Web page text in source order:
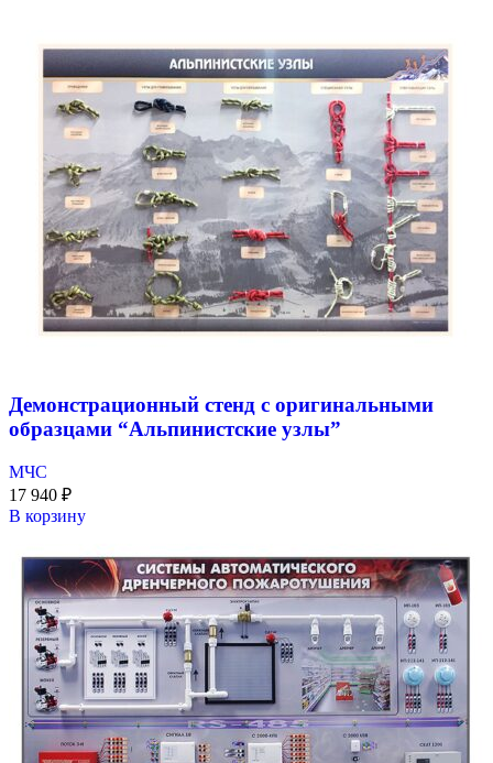
Демонстрационный стенд с оригинальными
образцами “Альпинистские узлы”
МЧС
17 940 ₽
В корзину